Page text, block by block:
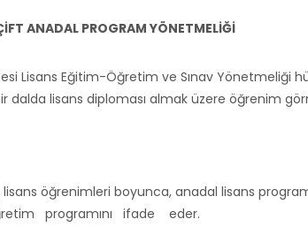
ANADAL PROGRAM YÖNETMELİĞİ
Lisans Eğitim-Öğretim ve Sınav Yönetmeliği
lisans diploması almak üzere öğrenim
öğrenimleri boyunca, anadal lisans
programını ifade eder.